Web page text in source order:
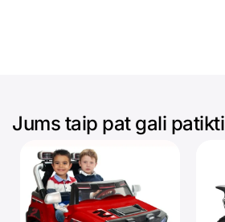
Jums taip pat gali patikti